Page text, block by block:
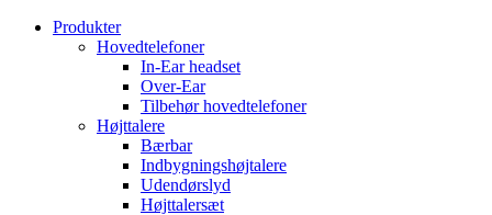
VidereProdukter
Hovedtelefoner
In-Ear headset
Over-Ear
Tilbehør hovedtelefoner
Højttalere
Bærbar
Indbygningshøjtalere
Udendørslyd
Højttalersæt